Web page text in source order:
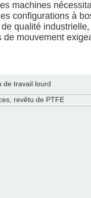
machines
configurations à
qualité
mouvement
de travail lourd
revêtu de PTFE